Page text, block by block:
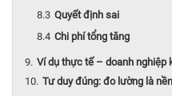
Quyết định sai
Chi phí tổng tăng
Ví dụ thực tế – doanh nghiệp
Tư duy đúng: đo lường là